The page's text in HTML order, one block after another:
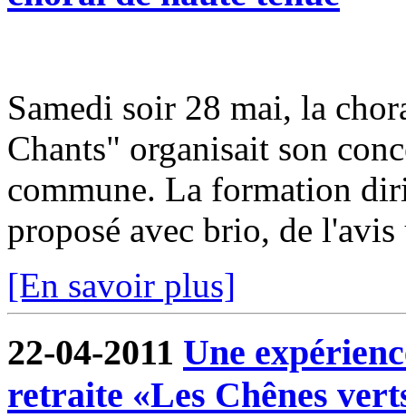
Samedi soir 28 mai, la
Chants" organisait son
commune. La formation
proposé avec brio, de
[En savoir plus]
22-04-2011 Une
retraite «Les Chênes